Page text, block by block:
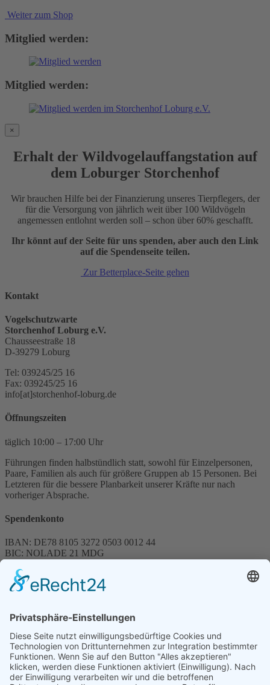
Weiter zum Shop
Mitglied werden:
Mitglied werden:
×
Erhalt der Wildvogelauffangstation auf
dem Loburger Storchenhof
Wir brauchen Hilfe bei der Finanzierung unseres Tierpflegers, der
für die Versorgung von jährlich weit über 100 Wildvögeln
angemessen entlohnt werden soll – schon über 60% geschafft.
Ihr könnt auf der Seite für uns spenden, aber auch den Link
auf die Spendenseite teilen.
Zur Betterplace-Seite gehen
Kontakt
Vogelschutzwarte
Storchenhof Loburg e.V.
Chausseestraße 18
D-39279 Loburg
Tel: 039245/25 16
Fax: 039245/25 16
info[at]storchenhof-loburg.de
Öffnungszeiten
täglich 10:00 – 17:00 Uhr
Führungen finden halbstündlich statt, sowohl für Einzelpersonen,
Paare, Familien als auch für größere Gruppen ab 15 Personen. Bei
Letzteren für die bessere Planbarkeit unserer Kräfte nur nach
vorheriger Absprache.
Spendenkonto
IBAN: DE78 8105 3272 0503 0012 44
BIC: NOLADE 21 MDG
Spenden können steuerlich abgesetzt werden
Förderung
© 1987 – 2025
Storchenhof Loburg e.V.